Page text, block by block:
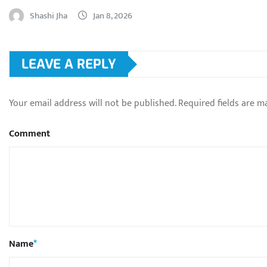
Shashi Jha Jan 8, 2026
LEAVE A REPLY
Your email address will not be published.Required fields are
Comment
Name*